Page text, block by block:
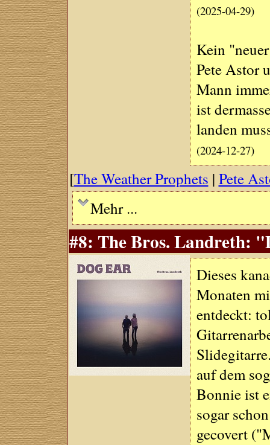
(2025-04-29)
Kein
Pete Astor
Mann
ist
landen
(2024-12-27)
[The Weather Prophets | Pete
Mehr ...
#8: The Bros. Landreth:
Dieses
Monaten
entdeckt:
auf dem
Bonnie ist
sogar
gecovert